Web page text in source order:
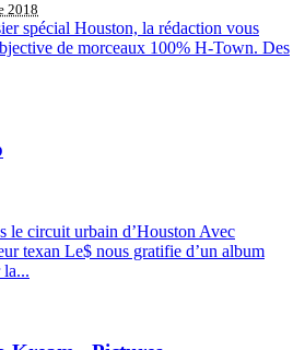
2018
spécial Houston, la rédaction vous
de morceaux 100% H-Town. Des
le circuit urbain d’Houston Avec
texan Le$ nous gratifie d’un album
la...